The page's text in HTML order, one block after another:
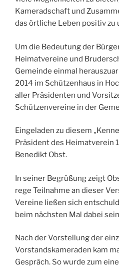
Kameradschaft und
das örtliche Leben positiv zu
Um die Bedeutung der
Heimatvereine und
Gemeinde einmal
2014 im Schützenhaus in
aller Präsidenten und
Schützenvereine in der
Eingeladen zu diesem
Präsident des Heimatverein
Benedikt Obst.
In seiner Begrüßung zeigt
rege Teilnahme an dieser
Vereine ließen sich
beim nächsten Mal dabei
Nach der Vorstellung der
Vorstandskameraden kam
Gespräch. So wurde zum